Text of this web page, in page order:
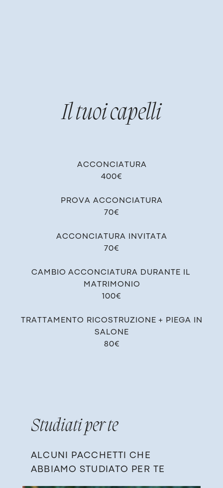
Il tu​oi capelli
ACCONCIATURA
400€
PROVA ACCONCIATURA
70€
ACCONCIATURA INVITATA
70€
CAMBIO ACCONCIATURA DURANTE IL ​
MATRIMONIO
100€
TRATTAMENTO RICOSTRUZIONE + ​PIEGA IN
SALONE
80€
Studiati​per te
ALCUNI PACCHETTI CHE ​
ABBIAMO ​STUDIATO PER TE